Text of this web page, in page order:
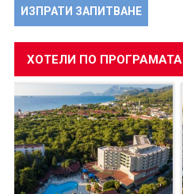
ИЗПРАТИ ЗАПИТВАНЕ
ХОТЕЛИ ПО ПРОГРАМАТА